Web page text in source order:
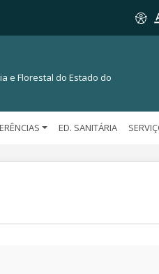
e Florestal do Estado do
ED. SANITÁRIA